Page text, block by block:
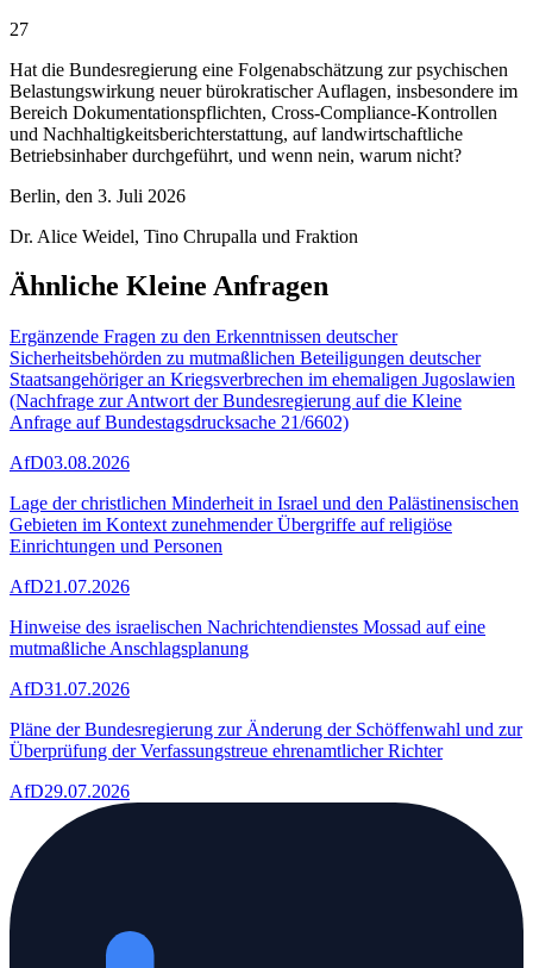
27
Hat die Bundesregierung eine Folgenabschätzung zur psychischen
Belastungswirkung neuer bürokratischer Auflagen, insbesondere im
Bereich Dokumentationspflichten, Cross-Compliance-Kontrollen
und Nachhaltigkeitsberichterstattung, auf landwirtschaftliche
Betriebsinhaber durchgeführt, und wenn nein, warum nicht?
Berlin, den 3. Juli 2026
Dr. Alice Weidel, Tino Chrupalla und Fraktion
Ähnliche Kleine Anfragen
Ergänzende Fragen zu den Erkenntnissen deutscher
Sicherheitsbehörden zu mutmaßlichen Beteiligungen deutscher
Staatsangehöriger an Kriegsverbrechen im ehemaligen Jugoslawien
(Nachfrage zur Antwort der Bundesregierung auf die Kleine
Anfrage auf Bundestagsdrucksache 21/6602)
AfD03.08.2026
Lage der christlichen Minderheit in Israel und den Palästinensischen
Gebieten im Kontext zunehmender Übergriffe auf religiöse
Einrichtungen und Personen
AfD21.07.2026
Hinweise des israelischen Nachrichtendienstes Mossad auf eine
mutmaßliche Anschlagsplanung
AfD31.07.2026
Pläne der Bundesregierung zur Änderung der Schöffenwahl und zur
Überprüfung der Verfassungstreue ehrenamtlicher Richter
AfD29.07.2026